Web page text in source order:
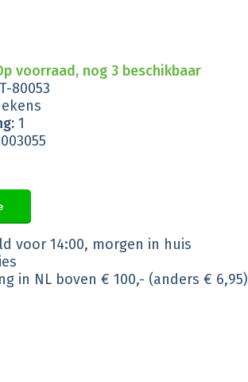
voorraad, nog 3 beschikbaar
80053
1
voor 14:00, morgen in huis
in NL boven € 100,- (anders € 6,95)